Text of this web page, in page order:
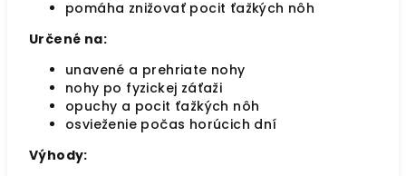
pomáha znižovať pocit ťažkých nôh
Určené na:
unavené a prehriate nohy
nohy po fyzickej záťaži
opuchy a pocit ťažkých nôh
osvieženie počas horúcich dní
Výhody: